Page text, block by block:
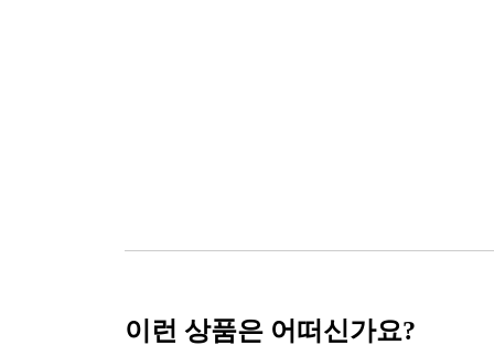
이런 상품은 어떠신가요?